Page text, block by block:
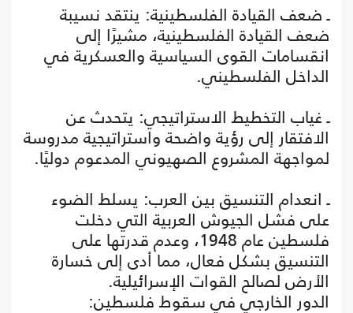
ـ ضعف القيادة الفلسطينية: ينتقد نسيبة
ضعف القيادة الفلسطينية، مشيرًا إلى
انقسامات القوى السياسية والعسكرية في
الداخل الفلسطيني.
ـ غياب التخطيط الاستراتيجي: يتحدث عن
الافتقار إلى رؤية واضحة واستراتيجية مدروسة
لمواجهة المشروع الصهيوني المدعوم دوليًا.
ـ انعدام التنسيق بين العرب: يسلط الضوء
على فشل الجيوش العربية التي دخلت
فلسطين عام 1948، وعدم قدرتها على
التنسيق بشكل فعال، مما أدى إلى خسارة
الأرض لصالح القوات الإسرائيلية.
الدور الخارجي في سقوط فلسطين: